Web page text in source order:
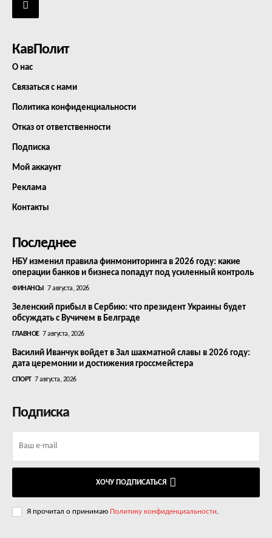
КавПолит
О нас
Связаться с нами
Политика конфиденциальности
Отказ от ответственности
Подписка
Мой аккаунт
Реклама
Контакты
Последнее
НБУ изменил правила финмониторинга в 2026 году: какие
операции банков и бизнеса попадут под усиленный контроль
ФИНАНСЫ 7 августа, 2026
Зеленский прибыл в Сербию: что президент Украины будет
обсуждать с Вучичем в Белграде
ГЛАВНОЕ 7 августа, 2026
Василий Иванчук войдет в Зал шахматной славы в 2026 году:
дата церемонии и достижения гроссмейстера
СПОРТ 7 августа, 2026
Подписка
ХОЧУ ПОДПИСАТЬСЯ
Я прочитал о принимаю Политику конфиденциальности.